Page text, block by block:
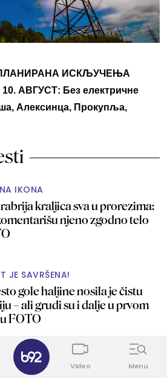
ИСКЉУЧЕЊА
АВГУСТ: Без електричне
Алексинца, Прокупља,
IKONA
kraljica sva u prorezima:
njeno zgodno telo
JE SAVRŠENA!
gole haljine nosila je čistu
– ali grudi su i dalje u prvom
FOTO
JE!
Video Menu
✕